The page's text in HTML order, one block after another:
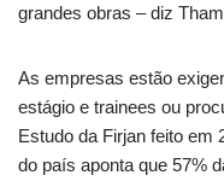
grandes obras – diz
As empresas estão
estágio e trainees ou
Estudo da Firjan feito em
do país aponta que 57%